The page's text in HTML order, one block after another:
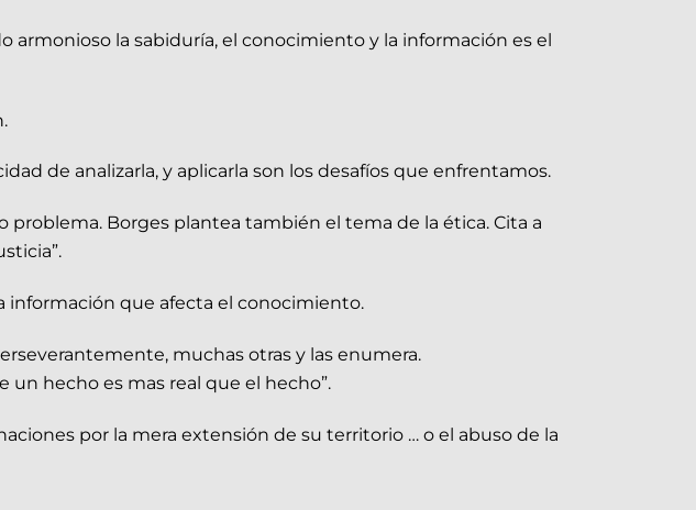
armonioso la sabiduría, el conocimiento y la información es el
de analizarla, y aplicarla son los desafíos que enfrentamos.
Borges plantea también el tema de la ética. Cita a
información que afecta el conocimiento.
muchas otras y las enumera.
un hecho es mas real que el hecho”.
por la mera extensión de su territorio … o el abuso de la